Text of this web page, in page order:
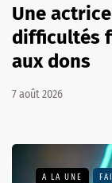
Une
difficultés
aux dons
7 août 2026
A LA UNE